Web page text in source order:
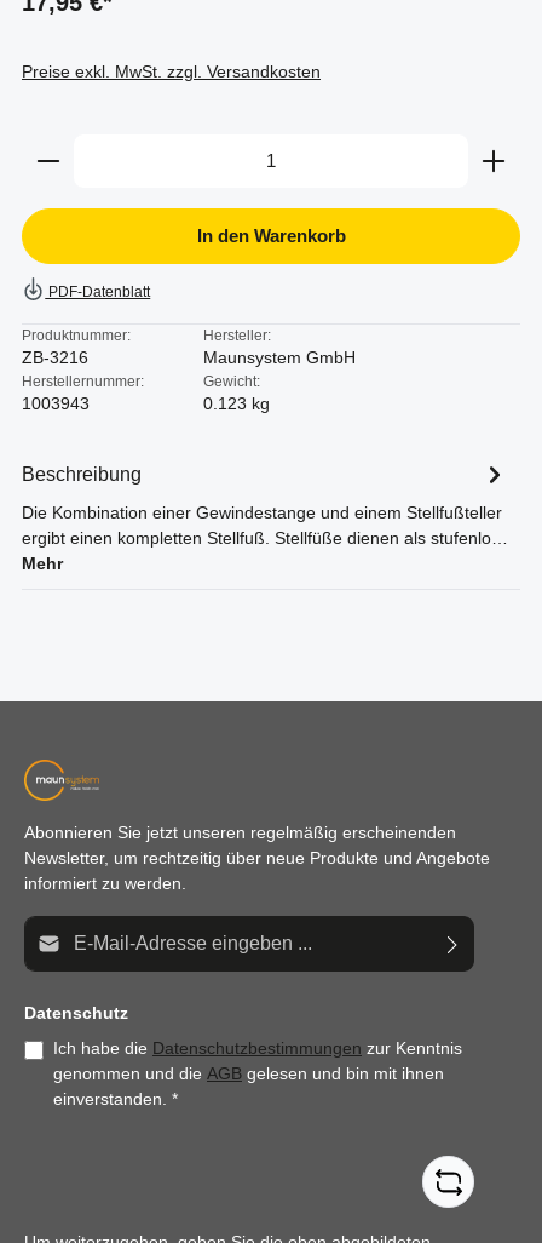
Preise exkl. MwSt. zzgl. Versandkosten
Produkt Anzahl: Gib den gewünschten Wert ein
In den Warenkorb
PDF-Datenblatt
Produktnummer:
ZB-3216
Hersteller:
Maunsystem GmbH
Herstellernummer:
1003943
Gewicht:
0.123 kg
Beschreibung
Die Kombination einer Gewindestange und einem Stellfußteller
ergibt einen kompletten Stellfuß. Stellfüße dienen als stufenlo…
Mehr
Abonnieren Sie jetzt unseren regelmäßig erscheinenden
Newsletter, um rechtzeitig über neue Produkte und Angebote
informiert zu werden.
E-Mail-Adresse*
Datenschutz
Ich habe die Datenschutzbestimmungen zur Kenntnis
genommen und die AGB gelesen und bin mit ihnen
einverstanden. *